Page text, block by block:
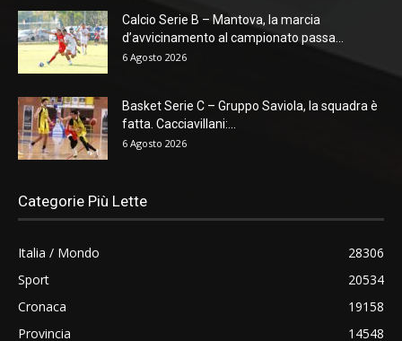
Calcio Serie B – Mantova, la marcia
d’avvicinamento al campionato passa...
6 Agosto 2026
Basket Serie C – Gruppo Saviola, la squadra è
fatta. Cacciavillani:...
6 Agosto 2026
Categorie Più Lette
Italia / Mondo
28306
Sport
20534
Cronaca
19158
Provincia
14548